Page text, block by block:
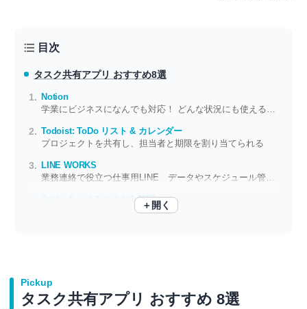
目次
タスク共有アプリ おすすめ8選
Notion
学業にビジネスになんでも対応！ どんな状況にも使える自由なメモをその手に
Todoist: ToDo リスト & カレンダー
プロジェクトを共有し、担当者と期限を割り当てられる
LINE WORKS
業務連絡で役立つ仕事用LINE データやスケジュール管理もおまかせ
Trello:あらゆるタスクを整理
＋開く
Pickup
タスク共有アプリ おすすめ 8選